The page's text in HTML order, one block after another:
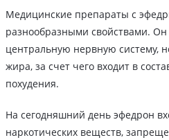
Медицинские препараты с
разнообразными свойствами. Он
центральную нервную систему,
жира, за счет чего входит в
похудения.
На сегодняшний день эфедрон
наркотических веществ,